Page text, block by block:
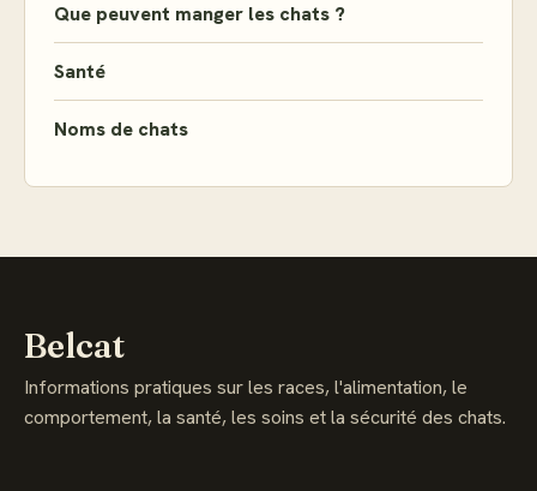
Que peuvent manger les chats ?
Santé
Noms de chats
Belcat
Informations pratiques sur les races, l'alimentation, le
comportement, la santé, les soins et la sécurité des chats.